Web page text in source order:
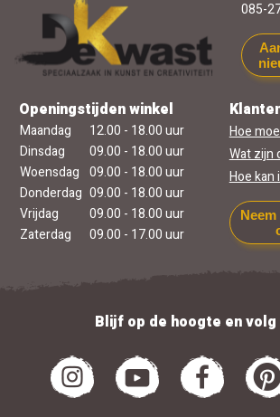
085-
Openingstijden winkel
Maandag
12.00 - 18.00 uur
Dinsdag
09.00 - 18.00 uur
Woensdag 09.00 - 18.00 uur
Donderdag 09.00 - 18.00 uur
Vrijdag
09.00 - 18.00 uur
Zaterdag
09.00 - 17.00 uur
Hoe
Wat zijn
Hoe kan
Blijf op de hoogte en volg